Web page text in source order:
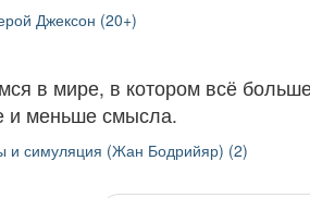
Джексон (20+)
в мире, в котором всё
и меньше смысла.
и симуляция (Жан Бодрийяр) (2)